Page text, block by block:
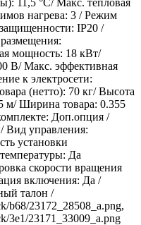
нагрева: 3 / Режим
IP20 /
мощность: 18 кВт/
В/ Макс. эффективная
к электросети:
(нетто): 70 кг/ Высота
м/ Ширина товара: 0.355
Доп.опция /
Вид управления:
установки
Да
скорости вращения
включения: Да /
талон /
b68/23172_28508_a.png,
3e1/23171_33009_a.png